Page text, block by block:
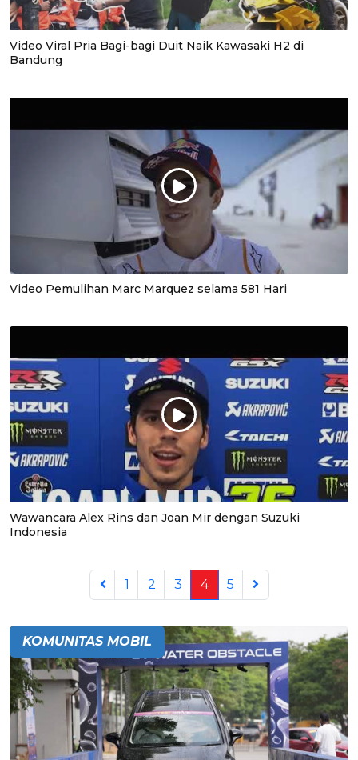
Video Viral Pria Bagi-bagi Duit Naik Kawasaki H2 di
Bandung
Video Pemulihan Marc Marquez selama 581 Hari
Wawancara Alex Rins dan Joan Mir dengan Suzuki
Indonesia
1 2 3 4 5
KOMUNITAS MOBIL